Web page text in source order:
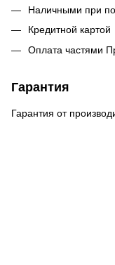
Наличными при
Кредитной картой
Оплата частями
Гарантия
Гарантия от